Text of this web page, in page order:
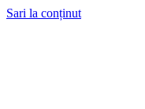
Sari la conținut